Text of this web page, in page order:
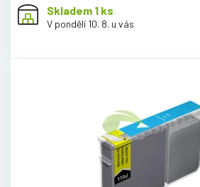
Skladem 1 ks
V pondělí 10. 8. u vás